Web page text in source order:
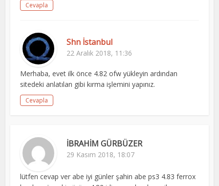
Cevapla
Shn İstanbul
22 Aralık 2018, 11:36
Merhaba, evet ilk önce 4.82 ofw yükleyin ardından
sitedeki anlatılan gibi kırma işlemini yapınız.
Cevapla
İBRAHİM GÜRBÜZER
29 Kasım 2018, 18:07
lütfen cevap ver abe iyi günler şahin abe ps3 4.83 ferrox